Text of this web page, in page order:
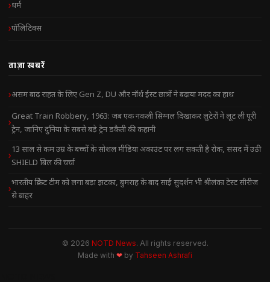
धर्म
पॉलिटिक्स
ताज़ा खबरें
असम बाढ़ राहत के लिए Gen Z, DU और नॉर्थ ईस्ट छात्रों ने बढ़ाया मदद का हाथ
Great Train Robbery, 1963: जब एक नकली सिग्नल दिखाकर लुटेरों ने लूट ली पूरी
ट्रेन, जानिए दुनिया के सबसे बड़े ट्रेन डकैती की कहानी
13 साल से कम उम्र के बच्चों के सोशल मीडिया अकाउंट पर लग सकती है रोक, संसद में उठी
SHIELD बिल की चर्चा
भारतीय क्रिकेट टीम को लगा बड़ा झटका, बुमराह के बाद साई सुदर्शन भी श्रीलंका टेस्ट सीरीज
से बाहर
© 2026 NOTD News. All rights reserved.
Made with ❤ by Tahseen Ashrafi